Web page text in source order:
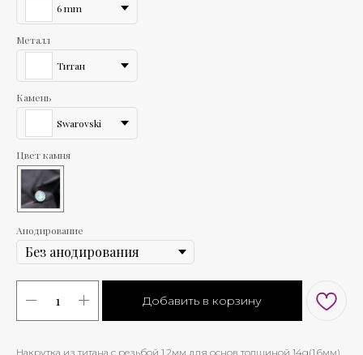
6 mm
Металл
Титан
Камень
Swarovski
Цвет камня
Анодирование
Добавить в корзину
Накрутка из титана с резьбой 1,2мм для основ толщиной 14g(1,6мм)